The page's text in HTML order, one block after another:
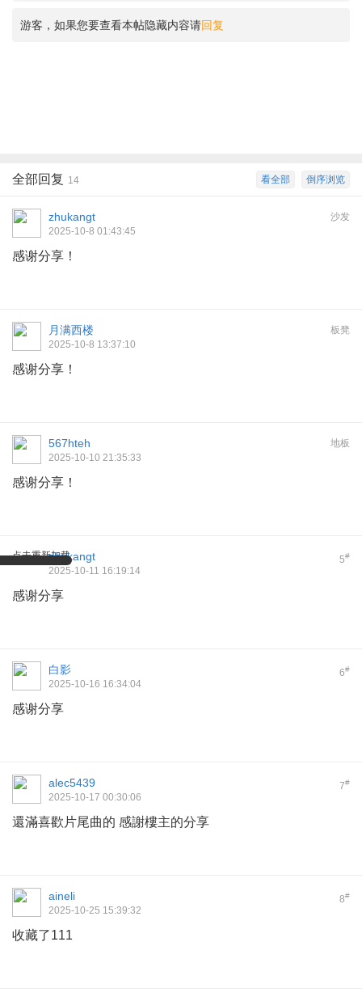
游客，如果您要查看本帖隐藏内容请回复
倒序浏览
看全部
全部回复 14
沙发
zhukangt
2025-10-8 01:43:45
感谢分享！
板凳
月满西楼
2025-10-8 13:37:10
感谢分享！
地板
567hteh
2025-10-10 21:35:33
感谢分享！
点击重新加载 5#
zhukangt
2025-10-11 16:19:14
感谢分享
6#
白影
2025-10-16 16:34:04
感谢分享
7#
alec5439
2025-10-17 00:30:06
還滿喜歡片尾曲的 感謝樓主的分享
8#
aineli
2025-10-25 15:39:32
收藏了111